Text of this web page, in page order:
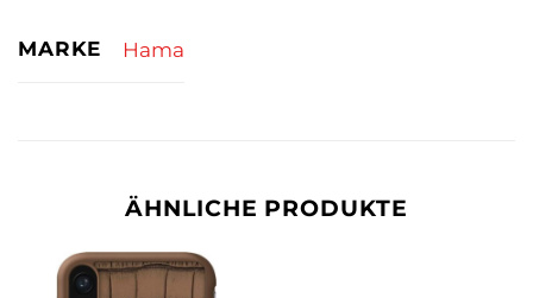
MARKE Hama
ÄHNLICHE PRODUKTE